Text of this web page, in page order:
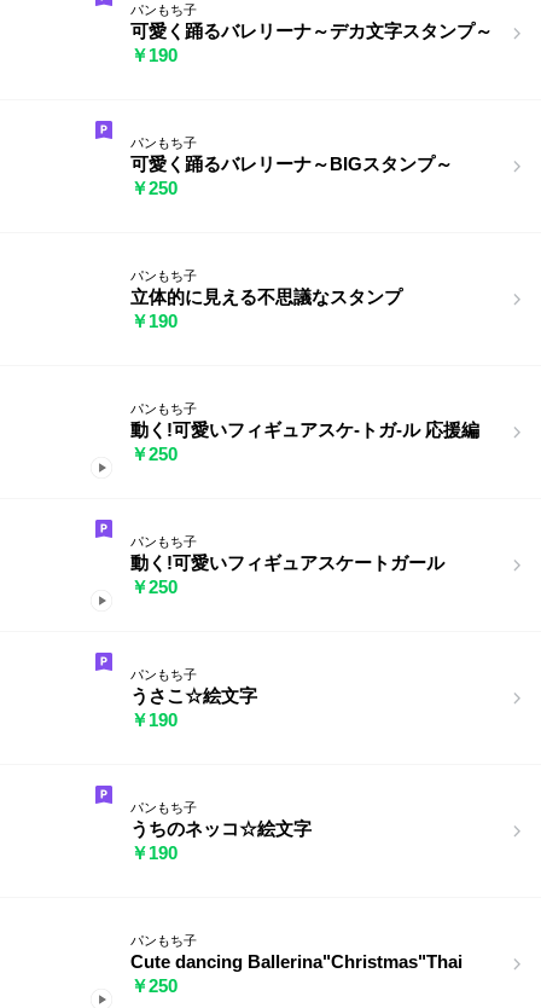
パンもち子
可愛く踊るバレリーナ～デカ文字スタンプ～
￥190
パンもち子
可愛く踊るバレリーナ～BIGスタンプ～
￥250
パンもち子
立体的に見える不思議なスタンプ
￥190
パンもち子
動く!可愛いフィギュアスケ-トガ-ル 応援編
￥250
パンもち子
動く!可愛いフィギュアスケートガール
￥250
パンもち子
うさこ☆絵文字
￥190
パンもち子
うちのネッコ☆絵文字
￥190
パンもち子
Cute dancing Ballerina"Christmas"Thai
￥250